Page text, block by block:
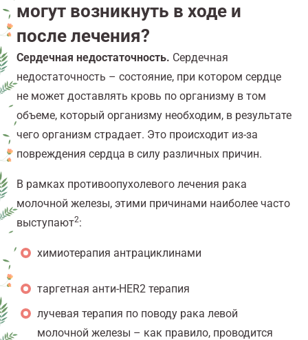
могут возникнуть в ходе и
после лечения?
Сердечная недостаточность. Сердечная
недостаточность – состояние, при котором сердце
не может доставлять кровь по организму в том
объеме, который организму необходим, в результате
чего организм страдает. Это происходит из-за
повреждения сердца в силу различных причин.
В рамках противоопухолевого лечения рака
молочной железы, этими причинами наиболее часто
выступают2:
химиотерапия антрациклинами
таргетная анти-HER2 терапия
лучевая терапия по поводу рака левой
молочной железы – как правило, проводится